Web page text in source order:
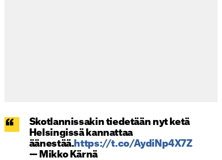
Skotlannissakin tiedetään nyt ketä
Helsingissä kannattaa
äänestää. https://t.co/AydiNp4X7Z
— Mikko Kärnä